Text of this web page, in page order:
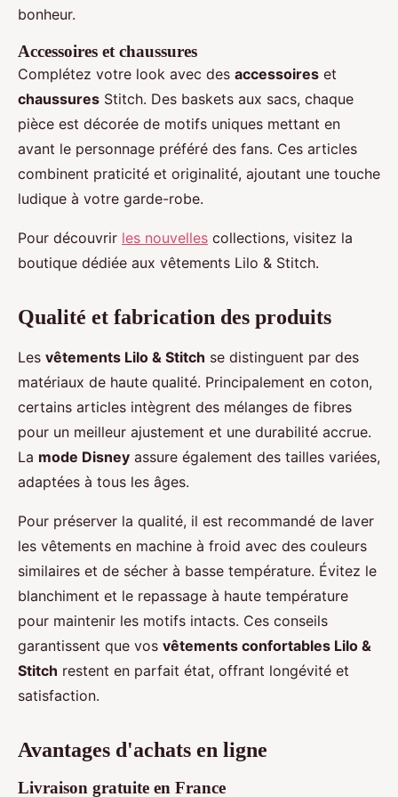
bonheur.
Accessoires et chaussures
Complétez votre look avec des accessoires et
chaussures Stitch. Des baskets aux sacs, chaque
pièce est décorée de motifs uniques mettant en
avant le personnage préféré des fans. Ces articles
combinent praticité et originalité, ajoutant une touche
ludique à votre garde-robe.
Pour découvrir les nouvelles collections, visitez la
boutique dédiée aux vêtements Lilo & Stitch.
Qualité et fabrication des produits
Les vêtements Lilo & Stitch se distinguent par des
matériaux de haute qualité. Principalement en coton,
certains articles intègrent des mélanges de fibres
pour un meilleur ajustement et une durabilité accrue.
La mode Disney assure également des tailles variées,
adaptées à tous les âges.
Pour préserver la qualité, il est recommandé de laver
les vêtements en machine à froid avec des couleurs
similaires et de sécher à basse température. Évitez le
blanchiment et le repassage à haute température
pour maintenir les motifs intacts. Ces conseils
garantissent que vos vêtements confortables Lilo &
Stitch restent en parfait état, offrant longévité et
satisfaction.
Avantages d'achats en ligne
Livraison gratuite en France